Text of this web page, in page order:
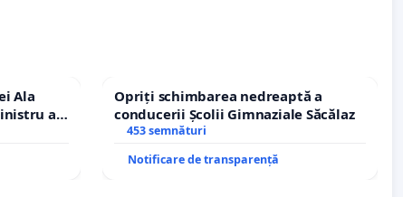
Ala
al
Opriți schimbarea nedreaptă a
conducerii Școlii Gimnaziale Săcălaz
453 semnături
Notificare de transparență